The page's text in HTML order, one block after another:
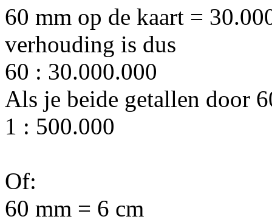
60 mm op de kaart =
verhouding is dus
60 : 30.000.000
Als je beide getallen door
1 : 500.000
Of:
60 mm = 6 cm